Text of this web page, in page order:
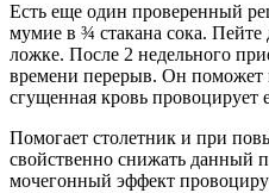
Есть еще один проверенный
мумие в ¾ стакана сока.
ложке. После 2 недельного
времени перерыв. Он поможет
сгущенная кровь провоцирует
Помогает столетник и при
свойственно снижать данный
мочегонный эффект